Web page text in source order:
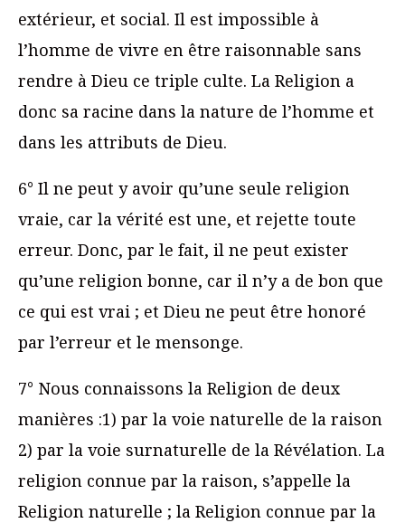
extérieur, et social. Il est impossible à
l’homme de vivre en être raisonnable sans
rendre à Dieu ce triple culte. La Religion a
donc sa racine dans la nature de l’homme et
dans les attributs de Dieu.
6° Il ne peut y avoir qu’une seule religion
vraie, car la vérité est une, et rejette toute
erreur. Donc, par le fait, il ne peut exister
qu’une religion bonne, car il n’y a de bon que
ce qui est vrai ; et Dieu ne peut être honoré
par l’erreur et le mensonge.
7° Nous connaissons la Religion de deux
manières :1) par la voie naturelle de la raison
2) par la voie surnaturelle de la Révélation. La
religion connue par la raison, s’appelle la
Religion naturelle ; la Religion connue par la